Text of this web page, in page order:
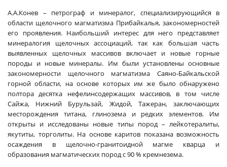
А.А.Конев – петрограф и минералог, специализирующийся в
области щелочного магматизма Прибайкалья, закономерностей
его проявления. Наибольший интерес для него представляет
минералогия щелочных ассоциаций, так как большая часть
выявленных щелочных массивов включает и новые горные
породы и новые минералы. Им были установлены основные
закономерности щелочного магматизма Саяно-Байкальской
горной области, на основе которых им же было обнаружено
полтора десятка нефелинсодержащих массивов, в том числе
Сайжа, Нижний Бурульзай, Жидой, Тажеран, заключающих
месторождения титана, глинозема и редких элементов. Им
открыты и исследованы новые типы пород – лейкотералиты,
якутиты, торголиты. На основе каритов показана возможность
осаждения в щелочно-гранитоидной магме кварца и
образования магматических пород с 90 % кремнезема.